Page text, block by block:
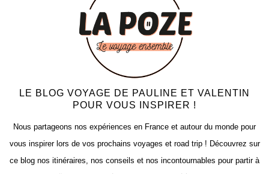
LE BLOG VOYAGE DE PAULINE ET VALENTIN
POUR VOUS INSPIRER !
Nous partageons nos expériences en France et autour du monde pour
vous inspirer lors de vos prochains voyages et road trip ! Découvrez sur
ce blog nos itinéraires, nos conseils et nos incontournables pour partir à